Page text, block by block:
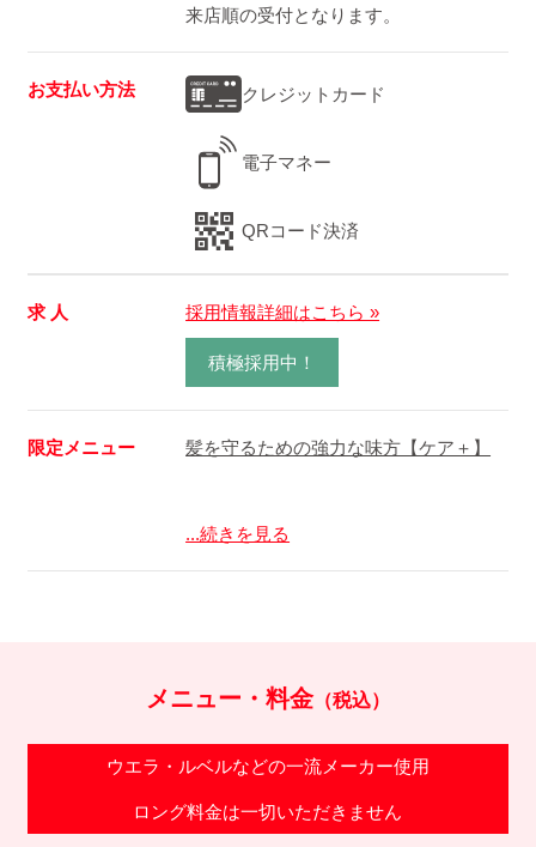
来店順の受付となります。
お支払い方法 クレジットカード
電子マネー
QRコード決済
求 人 採用情報詳細はこちら »
積極採用中！
限定メニュー 髪を守るための強力な味方【ケア＋】
...続きを見る
メニュー・料金（税込）
ウエラ・ルベルなどの一流メーカー使用
ロング料金は一切いただきません